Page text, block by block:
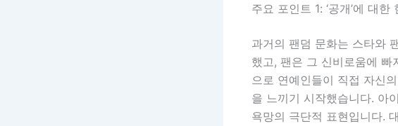
주요 포인트 1: ‘공개’에 대
과거의 팬덤 문화는 스타와
했고, 팬은 그 신비로움에 빠
으로 연예인들이 직접 자신
을 느끼기 시작했습니다. 아
욕망의 극단적 표현입니다.